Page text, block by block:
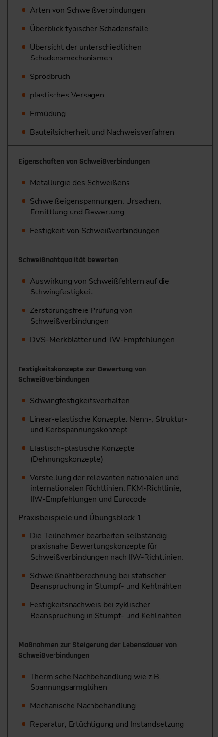
Arten von Schweißverbindungen
Überblick typischer Schadensfälle
Übersicht der unterschiedlichen
Schadensmechanismen:
Sprödbruch
plastisches Versagen
Ermüdung
Bauteilsicherheit und Nachweisverfahren
Eigenschaften von Schweißverbindungen
Metallurgie des Schweißens
Schweißeigenspannungen: Ursachen,
Ermittlung und Bewertung
Festigkeit von Schweißverbindungen
Schweißnahtqualität bewerten
Auswirkung von Schweißfehlern auf die
Schwingfestigkeit
Zerstörungsfreie Prüfung von
Schweißverbindungen
DVS-Merkblätter und IIW-Empfehlungen
Festigkeitskonzepte zur Bewertung von
Schweißverbindungen
Schwingfestigkeitsverhalten
Linear-elastische Konzepte: Nenn-, Struktur-
und Kerbspannungskonzept
Elastisch-plastische Konzepte
(Dehnungskonzepte)
Vorstellung der relevanten nationalen und
internationalen Richtlinien: FKM-Richtlinie,
IIW-Empfehlungen und Eurocode
Praxisbeispiele und Übungsblock 1
Die Teilnehmer bearbeiten selbständig
praxisnahe Bewertungskonzepte für
Schweißverbindungen nach IIW-Richtlinien:
Schweißnahtberechnung bei statischer
Beanspruchung in Stumpf- und Kehlnähten
Festigkeitsnachweis bei zyklischer
Beanspruchung in Stumpf- und Kehlnähten
Maßnahmen zur Steigerung der Lebensdauer von
Schweißverbindungen
Thermische Nachbehandlung wie z.B.
Spannungsarmglühen
Mechanische Nachbehandlung
Reparatur, Ertüchtigung und Instandsetzung